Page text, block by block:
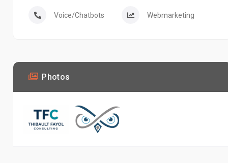
Voice/Chatbots Webmarketing
Photos